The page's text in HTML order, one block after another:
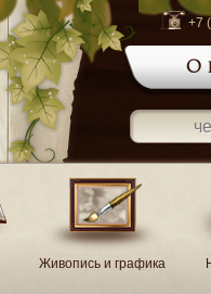
+7
О
Живопись и графика